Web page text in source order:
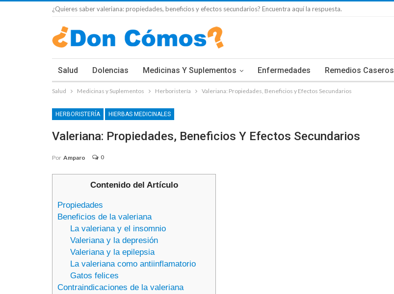
¿Quieres saber valeriana: propiedades, beneficios y efectos secundarios? Encuentra aquí la respuesta.
Salud Dolencias Medicinas Y Suplementos Enfermedades Remedios Caseros
Salud Medicinas y Suplementos Herboristería Valeriana: Propiedades, Beneficios y Efectos Secundarios
HERBORISTERÍA HIERBAS MEDICINALES
Valeriana: Propiedades, Beneficios Y Efectos Secundarios
Por Amparo 0
Contenido del Artículo
Propiedades
Beneficios de la valeriana
La valeriana y el insomnio
Valeriana y la depresión
Valeriana y la epilepsia
La valeriana como antiinflamatorio
Gatos felices
Contraindicaciones de la valeriana